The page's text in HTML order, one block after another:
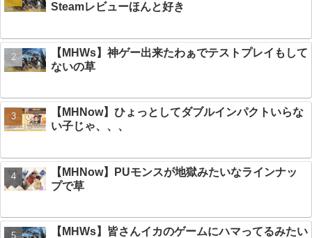
Steamレビューほんと好き
【MHWs】神ゲー出来たわぁでテストプレイもして
ないの草
【MHNow】ひょっとしてダブルインパクトいらな
い子じゃ、、、
【MHNow】PUモンスが地獄みたいなラインナッ
プで草
【MHWs】皆さんイカのゲームにハマってるみたい